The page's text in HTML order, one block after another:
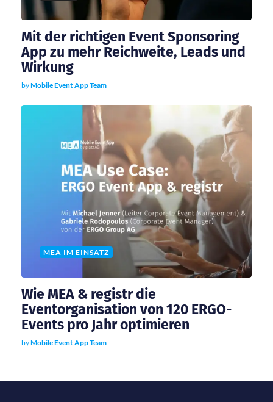
Mit der richtigen Event Sponsoring
App zu mehr Reichweite, Leads und
Wirkung
byMobile Event App Team
MEA IM EINSATZ
Wie MEA & registr die
Eventorganisation von 120 ERGO-
Events pro Jahr optimieren
byMobile Event App Team